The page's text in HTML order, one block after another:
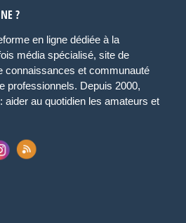
?
en ligne dédiée à la
média spécialisé, site de
connaissances et communauté
professionnels. Depuis 2000,
aider au quotidien les amateurs et